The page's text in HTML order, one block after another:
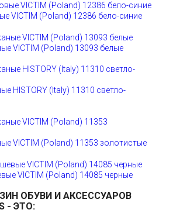
VICTIM (Poland) 12386 бело-синие
VICTIM (Poland) 13093 белые
HISTORY (Italy) 11310 светло-
VICTIM (Poland) 11353 золотистые
VICTIM (Poland) 14085 черные
ОБУВИ И АКСЕССУАРОВ
- ЭТО: